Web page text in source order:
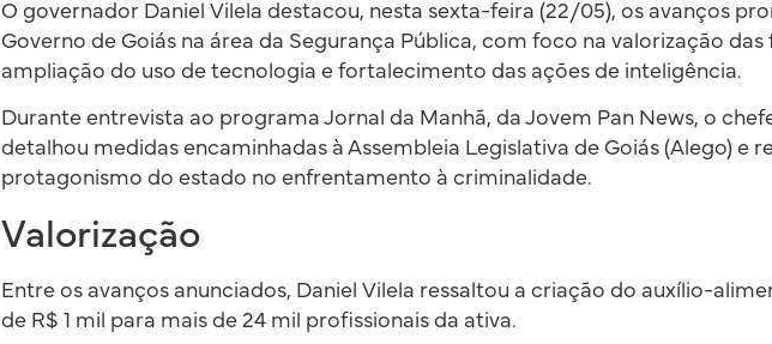
O governador Daniel Vilela destacou, nesta sexta-feira (22/05), os avanços
Governo de Goiás na área da Segurança Pública, com foco na valorização das
ampliação do uso de tecnologia e fortalecimento das ações de inteligência.
Durante entrevista ao programa Jornal da Manhã, da Jovem Pan News, o
detalhou medidas encaminhadas à Assembleia Legislativa de Goiás (Alego) e
protagonismo do estado no enfrentamento à criminalidade.
Valorização
Entre os avanços anunciados, Daniel Vilela ressaltou a criação do auxílio-
de R$ 1 mil para mais de 24 mil profissionais da ativa.